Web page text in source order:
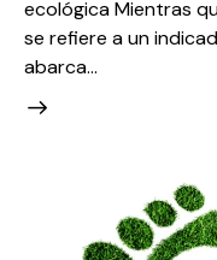
ecológica Mientras
se refiere a un
abarca…